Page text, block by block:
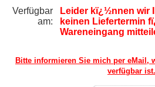
Verfügbar
am:
Leider kï¿½nnen wir
keinen Liefertermin
Wareneingang
Bitte informieren Sie mich per eMail,
verfügbar ist.